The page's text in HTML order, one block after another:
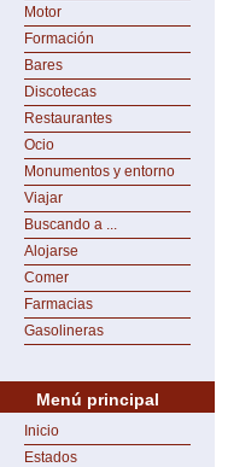
Motor
Formación
Bares
Discotecas
Restaurantes
Ocio
Monumentos y entorno
Viajar
Buscando a ...
Alojarse
Comer
Farmacias
Gasolineras
Menú principal
Inicio
Estados